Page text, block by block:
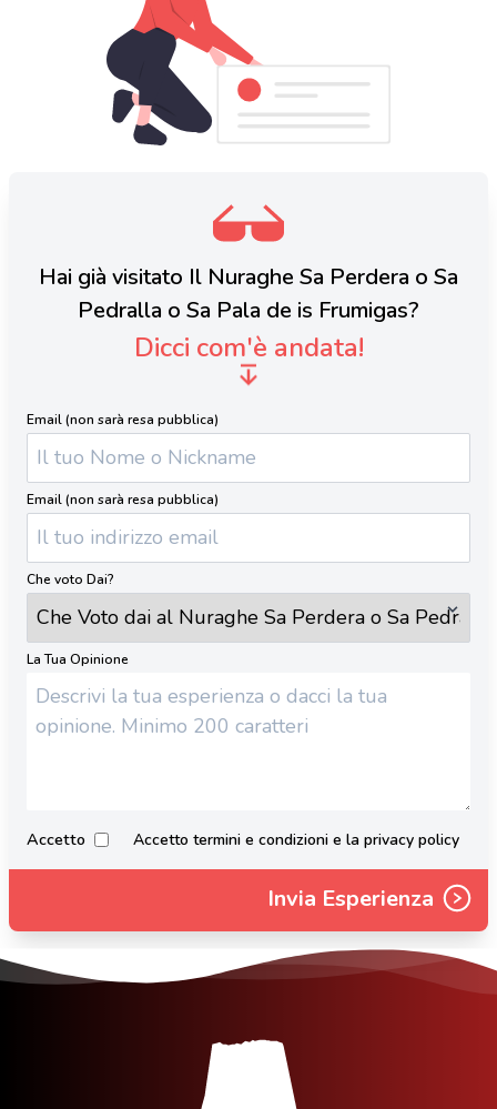
Hai già visitato Il Nuraghe Sa Perdera o Sa
Pedralla o Sa Pala de is Frumigas?
Dicci com'è andata!
Email (non sarà resa pubblica)
Email (non sarà resa pubblica)
Che voto Dai?
La Tua Opinione
Accetto Accetto termini e condizioni e la privacy policy
Invia Esperienza